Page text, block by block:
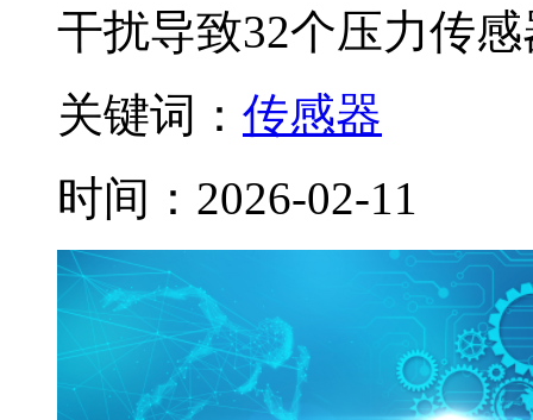
干扰导致32个压力传
关键词： 传感器
时间：2026-02-11